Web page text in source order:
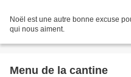
Noël est une autre bonne excuse
qui nous aiment.
Menu de la cantine